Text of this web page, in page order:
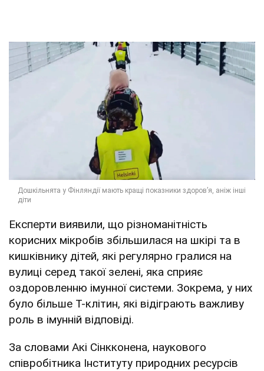
Експерти виявили, що різноманітність
корисних мікробів збільшилася на шкірі та в
кишківнику дітей, які регулярно гралися на
вулиці серед такої зелені, яка сприяє
оздоровленню імунної системи. Зокрема, у них
було більше Т-клітин, які відіграють важливу
роль в імунній відповіді.
За словами Акі Сінкконена, наукового
співробітника Інституту природних ресурсів